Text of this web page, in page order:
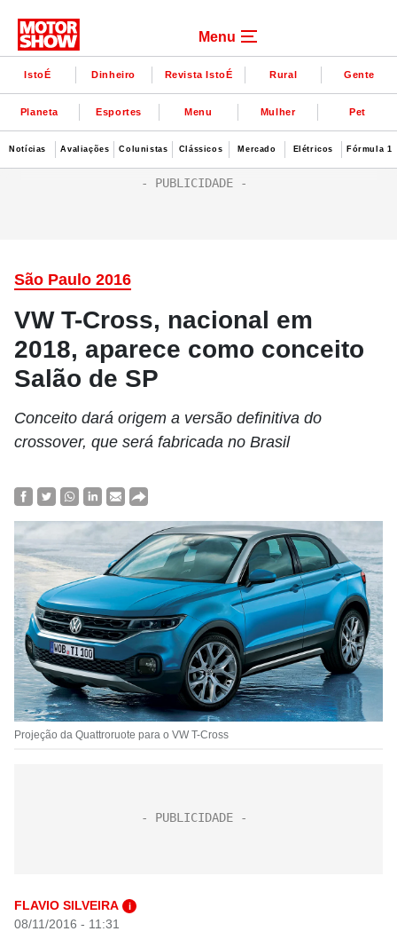
Menu
IstoÉ Dinheiro Revista IstoÉ Rural Gente
Planeta Esportes Menu Mulher Pet
Notícias Avaliações Colunistas Clássicos Mercado Elétricos Fórmula 1
São Paulo 2016
VW T-Cross, nacional em
2018, aparece como conceito
Salão de SP
Conceito dará origem a versão definitiva do
crossover, que será fabricada no Brasil
Projeção da Quattroruote para o VW T-Cross
FLAVIO SILVEIRA i
08/11/2016 - 11:31